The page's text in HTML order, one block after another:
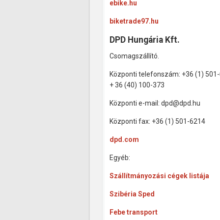
ebike.hu
biketrade97.hu
DPD Hungária Kft.
Csomagszállító.
Központi telefonszám: +36 (1)
+ 36 (40) 100-373
Központi e-mail: dpd@dpd.hu
Központi fax: +36 (1) 501-6214
dpd.com
Egyéb:
Szállítmányozási cégek listája
Szibéria Sped
Febe transport